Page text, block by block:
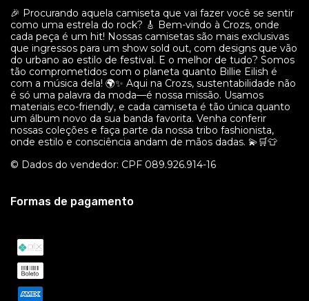
🎉 Procurando aquela camiseta que vai fazer você se sentir
como uma estrela do rock? 🎸 Bem-vindo à Crozs, onde
cada peça é um hit! Nossas camisetas são mais exclusivas
que ingressos para um show sold out, com designs que vão
do urbano ao estilo de festival. E o melhor de tudo? Somos
tão comprometidos com o planeta quanto Billie Eilish é
com a música dela! 🌍✨ Aqui na Crozs, sustentabilidade não
é só uma palavra da moda—é nossa missão. Usamos
materiais eco-friendly, e cada camiseta é tão única quanto
um álbum novo da sua banda favorita. Venha conferir
nossas coleções e faça parte da nossa tribo fashionista,
onde estilo e consciência andam de mãos dadas. 💫🛒👕
© Dados do vendedor: CPF 089.926.914-16
Formas de pagamento